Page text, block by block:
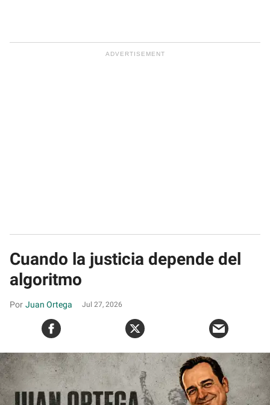
Cuando la justicia depende del
algoritmo
Juan Ortega Jul 27, 2026